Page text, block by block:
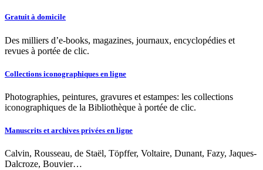
Gratuit à domicile
Des milliers d’e-books, magazines, journaux, encyclopédies et
revues à portée de clic.
Collections iconographiques en ligne
Photographies, peintures, gravures et estampes: les collections
iconographiques de la Bibliothèque à portée de clic.
Manuscrits et archives privées en ligne
Calvin, Rousseau, de Staël, Töpffer, Voltaire, Dunant, Fazy, Jaques-
Dalcroze, Bouvier…